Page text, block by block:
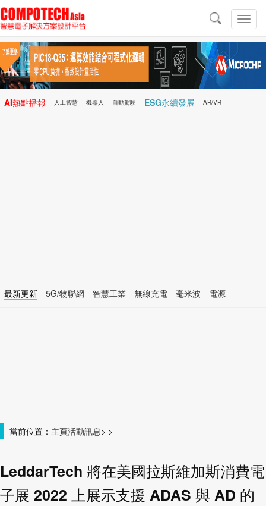
切
換
導
導
航
AI熱點播報 人工智慧 機器人 自動駕駛 ESG永續發展 AR/VR
最新更新 5G/物聯網 智慧工業 無線充電 毫米波
電源
當前位置： 主頁 >
活動訊息 >
LeddarTech 將在美國拉斯維加斯消費電
子展 2022 上展示支援 ADAS 與 AD 的